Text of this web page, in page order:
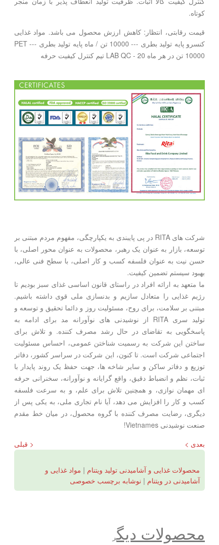
کوتاه.
قیمت رقابتی، انتظار: کاهش ارزش محصول می باشد. مواد غذایی
کنسرو پایه تولید بطری --- 10000 تن / ماه پایه تولید بطری PET ---
10000 تن در هر ماه LAB QC - 20 تیم کنترل کیفیت حرفه
شرکت های RITA در پی پایبندی به یکپارچگی، مفهوم مردم مبتنی بر
توسعه، بازار به عنوان یک رهبر، محصولات به عنوان محور اصلی، با
حسن نیت به عنوان فلسفه کسب و کار اصلی، با سطح فنی عالی،
بهبود سیستم تضمین کیفیت.
ما متعهد به ارائه افراد در راستای قانون اساسی غذای سبز بودیم تا
رژیم غذایی را متعادل سازیم و بدنسازی ملی قوی داشته باشیم.
مبتنی بر سلامت، برای روح، مسئولیت روز و دائما تحقیق و توسعه و
تولید سری RITA از نوشیدنی های نوآورانه مد برای ادامه به
پاسخگویی به تقاضای در حال رشد مصرف کننده. و تلاش برای
ساختن این شرکت به رسمیت شناختن عمومی، احساس مسئولیت
اجتماعی شرکت است. تا کنون، این شرکت در سراسر کشور، دفاتر
توزیع و دفاتر ساکن و سایر شاخه ها، جهت حفظ یک روند پایدار با
ثبات، نظم و انضباط دقیق، واقع گرایانه و نوآورانه، سخنرانی حرفه
ای مهمان نوازی، و همچنین تلاش برای علم، و به سرعت فلسفه
کسب و کار را افزایش می دهد، آیا نام تجاری ملی، به یکی پس از
دیگری، رضایت مصرف کننده با گروه محصول، در میان خط مقدم
صنعت نوشیدنی Vietnames!
< قبلی
بعدی >
محصولات غذایی و آشامیدنی تولید ویتنام | مواد غذایی و
آشامیدنی در ویتنام | نوشابه برچسب خصوصی
محصولات دیگر